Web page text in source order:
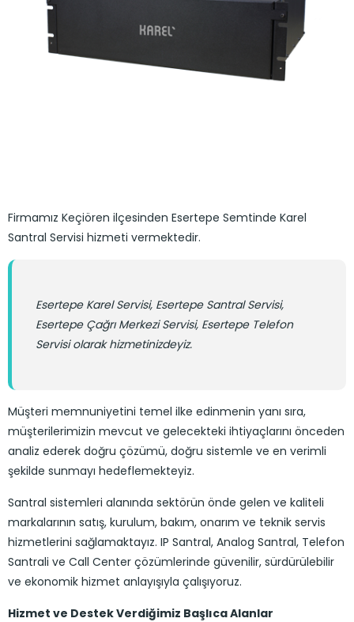
Firmamız Keçiören ilçesinden Esertepe Semtinde Karel
Santral Servisi hizmeti vermektedir.
Esertepe Karel Servisi, Esertepe Santral Servisi,
Esertepe Çağrı Merkezi Servisi, Esertepe Telefon
Servisi olarak hizmetinizdeyiz.
Müşteri memnuniyetini temel ilke edinmenin yanı sıra,
müşterilerimizin mevcut ve gelecekteki ihtiyaçlarını önceden
analiz ederek doğru çözümü, doğru sistemle ve en verimli
şekilde sunmayı hedeflemekteyiz.
Santral sistemleri alanında sektörün önde gelen ve kaliteli
markalarının satış, kurulum, bakım, onarım ve teknik servis
hizmetlerini sağlamaktayız. IP Santral, Analog Santral, Telefon
Santrali ve Call Center çözümlerinde güvenilir, sürdürülebilir
ve ekonomik hizmet anlayışıyla çalışıyoruz.
Hizmet ve Destek Verdiğimiz Başlıca Alanlar